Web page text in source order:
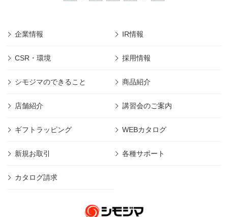
企業情報 IR情報
CSR・環境 採用情報
シモジマのできること 商品紹介
店舗紹介 講習会のご案内
ギフトラッピング WEBカタログ
新規お取引 各種サポート
カタログ請求